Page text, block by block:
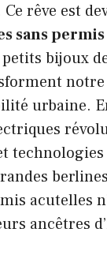
Ce rêve est
sans
petits bijoux
notre
urbaine.
technologies
acutelles
ancêtres